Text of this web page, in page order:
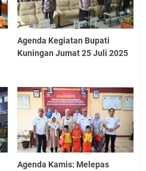
Agenda Kegiatan Bupati
Kuningan Jumat 25 Juli 2025
Agenda Kamis: Melepas